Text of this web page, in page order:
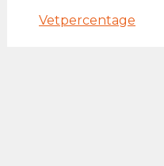
Vetpercentage